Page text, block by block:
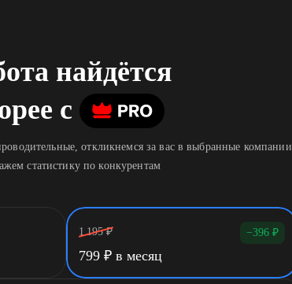
найдётся
c
откликнемся за вас в выбранные компании
статистику по конкурентам
1 195 ₽ −396 ₽
799 ₽ в месяц